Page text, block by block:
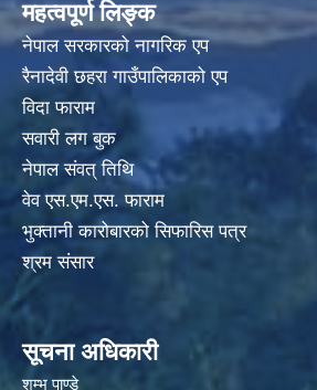
महत्वपूर्ण लिङ्क
नेपाल सरकारको नागरिक एप
रैनादेवी छहरा गाउँपालिकाको एप
विदा फाराम
सवारी लग बुक
नेपाल संवत् तिथि
वेव एस.एम.एस. फाराम
भुक्तानी कारोबारको सिफारिस पत्र
श्रम संसार
सूचना अधिकारी
शम्भु पाण्डे